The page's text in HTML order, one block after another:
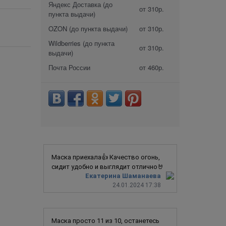
Яндекс Доставка (до
пункта выдачи)
от 310р.
OZON (до пункта выдачи)
от 310р.
Wildberries (до пункта
выдачи)
от 310р.
Почта России от 460р.
Екатерина Шаманаева
24.01.2024 17:38
Маска приехала👍 Качество огонь,
сидит удобно и выглядит отлично🤘
Маска просто 11 из 10, останетесь